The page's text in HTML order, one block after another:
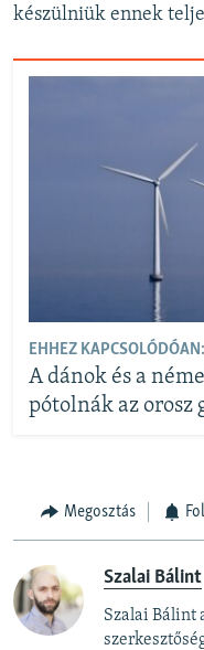
készülniük ennek
EHHEZ KAPCSOLÓDÓAN:
A dánok és a
pótolnák az orosz
Megosztás
Szalai Bálint
Szalai Bálint